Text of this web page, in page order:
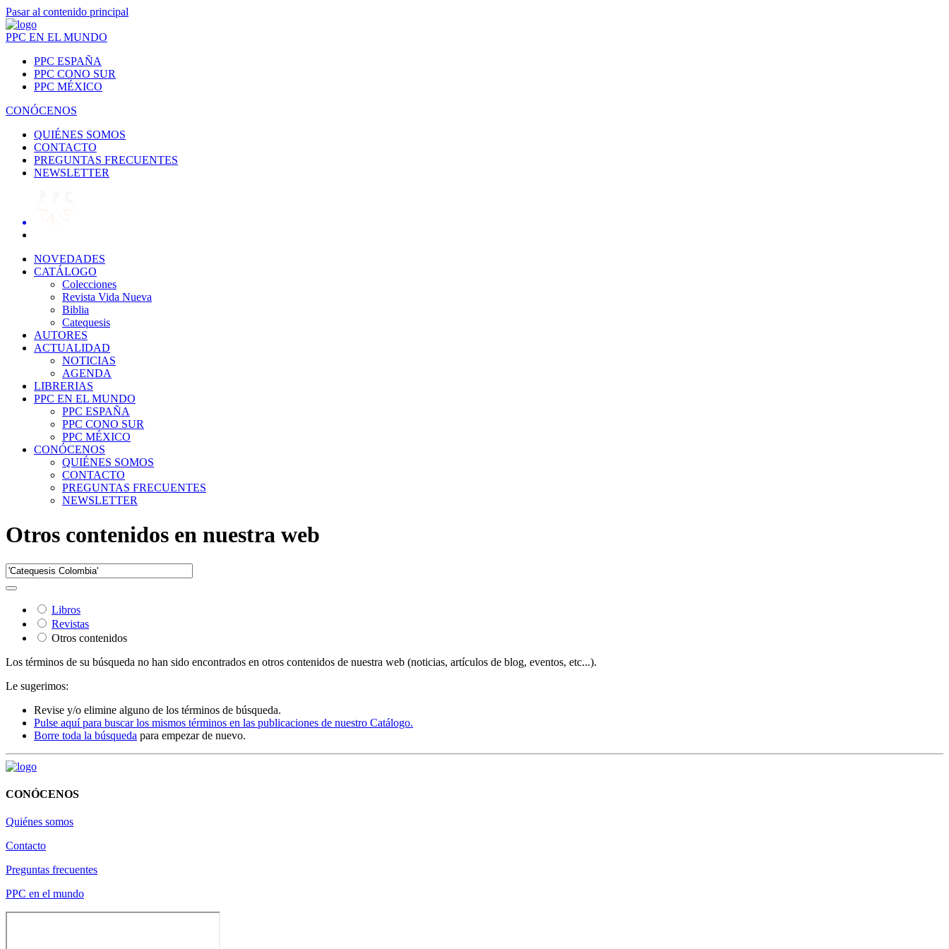
Pasar al contenido principal
PPC EN EL MUNDO
PPC ESPAÑA
PPC CONO SUR
PPC MÉXICO
CONÓCENOS
QUIÉNES SOMOS
CONTACTO
PREGUNTAS FRECUENTES
NEWSLETTER
NOVEDADES
CATÁLOGO
Colecciones
Revista Vida Nueva
Biblia
Catequesis
AUTORES
ACTUALIDAD
NOTICIAS
AGENDA
LIBRERIAS
PPC EN EL MUNDO
PPC ESPAÑA
PPC CONO SUR
PPC MÉXICO
CONÓCENOS
QUIÉNES SOMOS
CONTACTO
PREGUNTAS FRECUENTES
NEWSLETTER
Otros contenidos en nuestra web
Libros
Revistas
Otros contenidos
Los términos de su búsqueda no han sido encontrados en otros contenidos de nuestra web (noticias, artículos de blog, eventos, etc...).
Le sugerimos:
Revise y/o elimine alguno de los términos de búsqueda.
Pulse aquí para buscar los mismos términos en las publicaciones de nuestro Catálogo.
Borre toda la búsqueda para empezar de nuevo.
CONÓCENOS
Quiénes somos
Contacto
Preguntas frecuentes
PPC en el mundo